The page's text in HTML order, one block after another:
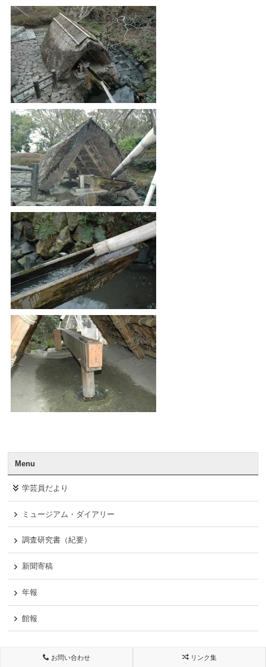
Menu
学芸員だより
ミュージアム・ダイアリー
調査研究書（紀要）
新聞寄稿
年報
館報
お問い合わせ リンク集